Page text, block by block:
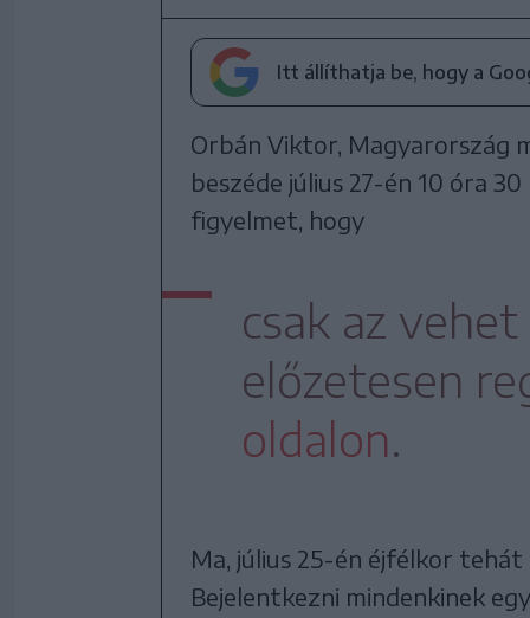
Itt állíthatja be, hogy a
Orbán Viktor, Magyarország
beszéde július 27-én 10 óra
figyelmet, hogy
csak az
előzetesen
oldalon.
Ma, július 25-én éjfélkor
Bejelentkezni mindenkinek